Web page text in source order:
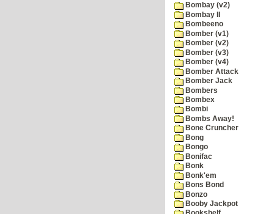
Bombay (v2)
Bombay II
Bombeeno
Bomber (v1)
Bomber (v2)
Bomber (v3)
Bomber (v4)
Bomber Attack
Bomber Jack
Bombers
Bombex
Bombi
Bombs Away!
Bone Cruncher
Bong
Bongo
Bonifac
Bonk
Bonk'em
Bons Bond
Bonzo
Booby Jackpot